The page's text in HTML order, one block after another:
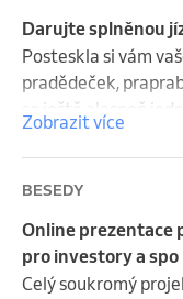
Darujte splněnou
Posteskla si vám
pradědeček,
se ještě alespoň
dvacítkou či
auto, ale jejich
nebo si už netroufají
Případně znáte
zasloužil povozit se
mého vozového
Zobrazit více
BESEDY
Online prezentace
pro investory a spo
Celý soukromý